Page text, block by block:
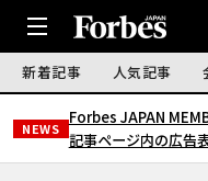
新着記事 人気記事
NEWS
Forbes JAPAN
記事ページ内の広告